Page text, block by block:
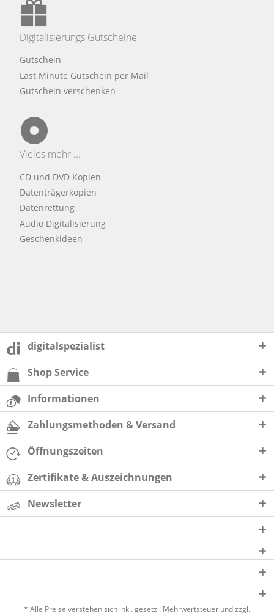
Digitalisierungs Gutscheine
Gutschein
Last Minute Gutschein per Mail
Gutschein verschenken
Vieles mehr ...
CD und DVD Kopien
Datenträgerkopien
Datenrettung
Audio Digitalisierung
Geschenkideen
digitalspezialist
Shop Service
Informationen
Zahlungsmethoden & Versand
Öffnungszeiten
Zertifikate & Auszeichnungen
Newsletter
* Alle Preise verstehen sich inkl. gesetzl. Mehrwertsteuer und zzgl.